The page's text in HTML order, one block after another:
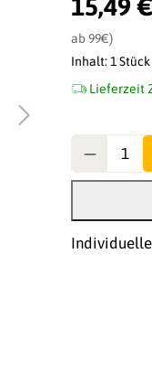
15,49 €
ab 99€)
Inhalt:1 Stück
Lieferzeit